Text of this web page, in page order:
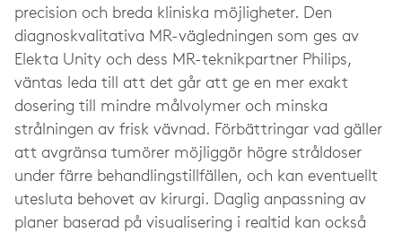
precision och breda kliniska möjligheter. Den
diagnoskvalitativa MR-vägledningen som ges av
Elekta Unity och dess MR-teknikpartner Philips,
väntas leda till att det går att ge en mer exakt
dosering till mindre målvolymer och minska
strålningen av frisk vävnad. Förbättringar vad gäller
att avgränsa tumörer möjliggör högre stråldoser
under färre behandlingstillfällen, och kan eventuellt
utesluta behovet av kirurgi. Daglig anpassning av
planer baserad på visualisering i realtid kan också